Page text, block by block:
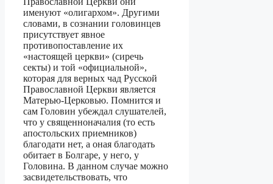
именуют «олигархом». Другими
словами, в сознании головинцев
присутствует явное
противопоставление их
«настоящей церкви» (сиречь
секты) и той «официальной»,
которая для верных чад Русской
Православной Церкви является
Матерью-Церковью. Помнится и
сам Головин убеждал слушателей,
что у священноначалия (то есть
апостольских приемников)
благодати нет, а оная благодать
обитает в Болгаре, у него, у
Головина. В данном случае можно
засвидетельствовать, что